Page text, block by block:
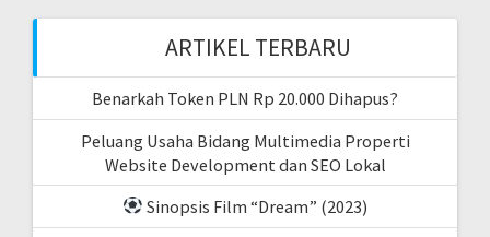
ARTIKEL TERBARU
Benarkah Token PLN Rp 20.000 Dihapus?
Peluang Usaha Bidang Multimedia Properti
Website Development dan SEO Lokal
Sinopsis Film “Dream” (2023)